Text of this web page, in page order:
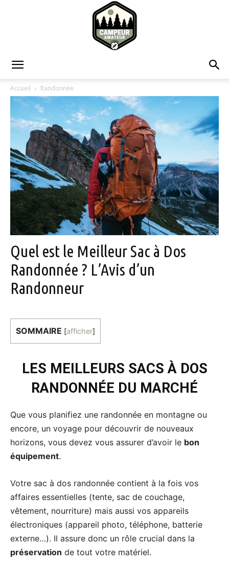
Amateur
Accueil Randonnée
Quel est le Meilleur Sac à Dos
Randonnée ? L’Avis d’un
Randonneur
SOMMAIRE [afficher]
LES MEILLEURS SACS À DOS
RANDONNÉE DU MARCHÉ
Que vous planifiez une randonnée en montagne ou
encore, un voyage pour découvrir de nouveaux
horizons, vous devez vous assurer d’avoir le bon
équipement.
Votre sac à dos randonnée contient à la fois vos
affaires essentielles (tente, sac de couchage,
vêtement, nourriture) mais aussi vos appareils
électroniques (appareil photo, téléphone, batterie
externe…). Il assure donc un rôle crucial dans la
préservation de tout votre matériel.